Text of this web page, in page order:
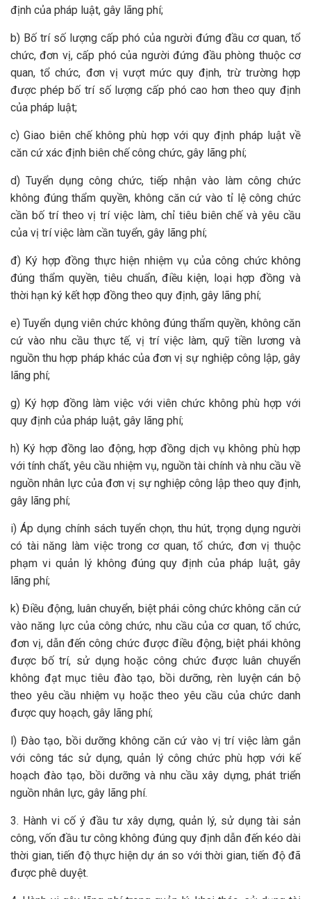
định của pháp luật, gây lãng phí;
b) Bố trí số lượng cấp phó của người đứng đầu cơ quan, tổ
chức, đơn vị, cấp phó của người đứng đầu phòng thuộc cơ
quan, tổ chức, đơn vị vượt mức quy định, trừ trường hợp
được phép bố trí số lượng cấp phó cao hơn theo quy định
của pháp luật;
c) Giao biên chế không phù hợp với quy định pháp luật về
căn cứ xác định biên chế công chức, gây lãng phí;
d) Tuyển dụng công chức, tiếp nhận vào làm công chức
không đúng thẩm quyền, không căn cứ vào tỉ lệ công chức
cần bố trí theo vị trí việc làm, chỉ tiêu biên chế và yêu cầu
của vị trí việc làm cần tuyển, gây lãng phí;
đ) Ký hợp đồng thực hiện nhiệm vụ của công chức không
đúng thẩm quyền, tiêu chuẩn, điều kiện, loại hợp đồng và
thời hạn ký kết hợp đồng theo quy định, gây lãng phí;
e) Tuyển dụng viên chức không đúng thẩm quyền, không căn
cứ vào nhu cầu thực tế, vị trí việc làm, quỹ tiền lương và
nguồn thu hợp pháp khác của đơn vị sự nghiệp công lập, gây
lãng phí;
g) Ký hợp đồng làm việc với viên chức không phù hợp với
quy định của pháp luật, gây lãng phí;
h) Ký hợp đồng lao động, hợp đồng dịch vụ không phù hợp
với tính chất, yêu cầu nhiệm vụ, nguồn tài chính và nhu cầu về
nguồn nhân lực của đơn vị sự nghiệp công lập theo quy định,
gây lãng phí;
i) Áp dụng chính sách tuyển chọn, thu hút, trọng dụng người
có tài năng làm việc trong cơ quan, tổ chức, đơn vị thuộc
phạm vi quản lý không đúng quy định của pháp luật, gây
lãng phí;
k) Điều động, luân chuyển, biệt phái công chức không căn cứ
vào năng lực của công chức, nhu cầu của cơ quan, tổ chức,
đơn vị, dẫn đến công chức được điều động, biệt phái không
được bố trí, sử dụng hoặc công chức được luân chuyển
không đạt mục tiêu đào tạo, bồi dưỡng, rèn luyện cán bộ
theo yêu cầu nhiệm vụ hoặc theo yêu cầu của chức danh
được quy hoạch, gây lãng phí;
l) Đào tạo, bồi dưỡng không căn cứ vào vị trí việc làm gắn
với công tác sử dụng, quản lý công chức phù hợp với kế
hoạch đào tạo, bồi dưỡng và nhu cầu xây dựng, phát triển
nguồn nhân lực, gây lãng phí.
3. Hành vi cố ý đầu tư xây dựng, quản lý, sử dụng tài sản
công, vốn đầu tư công không đúng quy định dẫn đến kéo dài
thời gian, tiến độ thực hiện dự án so với thời gian, tiến độ đã
được phê duyệt.